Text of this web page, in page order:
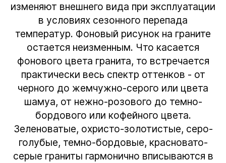
изменяют внешнего вида при эксплуатации
в условиях сезонного перепада
температур. Фоновый рисунок на граните
остается неизменным. Что касается
фонового цвета гранита, то встречается
практически весь спектр оттенков - от
черного до жемчужно-серого или цвета
шамуа, от нежно-розового до темно-
бордового или кофейного цвета.
Зеленоватые, охристо-золотистые, серо-
голубые, темно-бордовые, красновато-
серые граниты гармонично вписываются в